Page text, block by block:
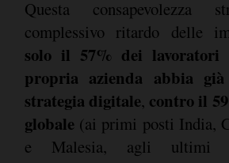
Questa
complessivo ritardo delle
solo il 57% dei lavoratori
propria azienda abbia
strategia digitale, contro il
globale (ai primi posti India,
e Malesia, agli ultimi